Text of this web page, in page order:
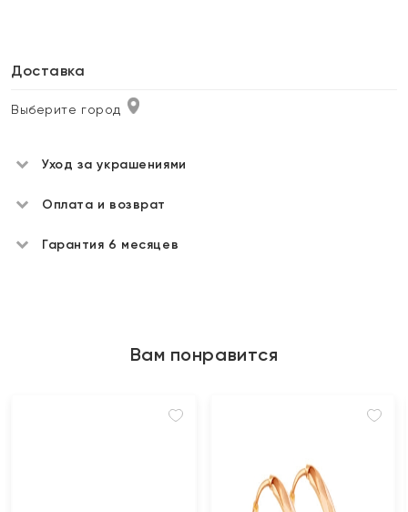
Доставка
Выберите город
Уход за украшениями
Оплата и возврат
Гарантия 6 месяцев
Вам понравится